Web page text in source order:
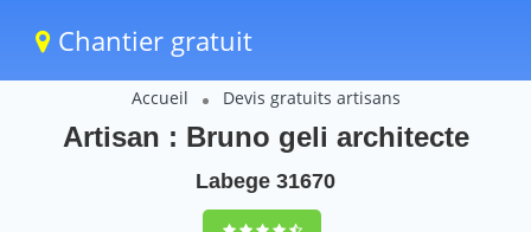
Chantier gratuit
Accueil Devis gratuits artisans
Artisan : Bruno geli architecte
Labege 31670